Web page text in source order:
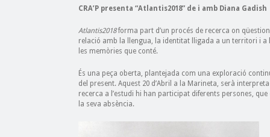
CRA’P presenta “Atlantis2018” de i amb Diana Gadish
Atlantis2018forma part d’un procés de recerca on
relació amb la llengua, la identitat lligada a un territori i
les memòries que conté.
És una peça oberta, plantejada com una exploració
del present. Aquest 20 d’Abril a la Marineta, serà
recerca a l’estudi hi han participat diferents persones,
la seva absència.